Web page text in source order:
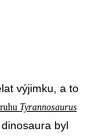
výjimku, a to
Tyrannosaurus
byl